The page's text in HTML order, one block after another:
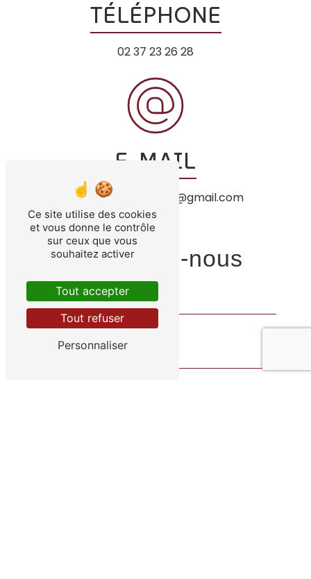
TÉLÉPHONE
02 37 23 26 28
E-MAIL
charcuteriemillet28@gmail.com
Contactez-nous
Ce site utilise des cookies
et vous donne le contrôle
sur ceux que vous
souhaitez activer
Tout accepter
Tout refuser
Personnaliser